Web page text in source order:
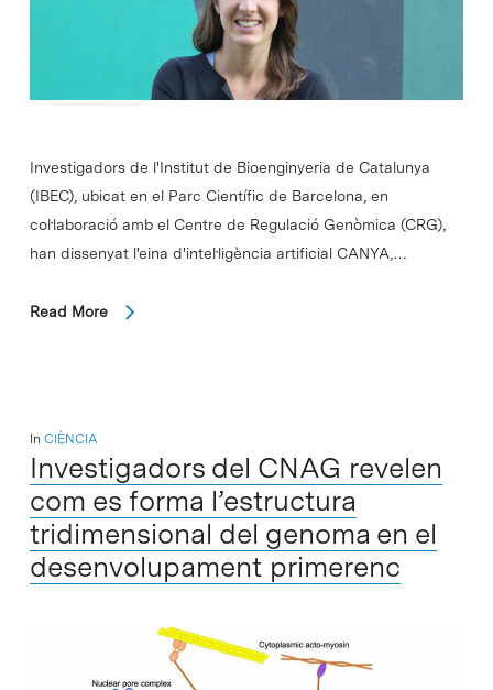
Investigadors de l'Institut de Bioenginyeria de Catalunya
(IBEC), ubicat en el Parc Científic de Barcelona, en
col·laboració amb el Centre de Regulació Genòmica (CRG),
han dissenyat l'eina d'intel·ligència artificial CANYA,…
Read More
In CIÈNCIA
Investigadors del CNAG revelen
com es forma l’estructura
tridimensional del genoma en el
desenvolupament primerenc